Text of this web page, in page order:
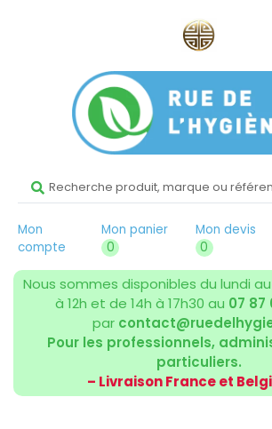
Mon
compte
Mon panier
0
Mon devis
0
Nous sommes disponibles du lundi
à 12h et de 14h à 17h30 au 07 87
par
Pour les professionnels,
particuliers.
– Livraison France et